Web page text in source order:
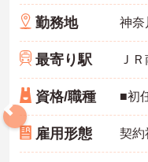
勤務地
最寄り駅
資格/職種
雇用形態 契約